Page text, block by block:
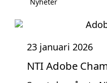
23 januari 2026
NTI Adobe